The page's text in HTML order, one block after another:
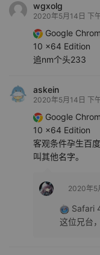
wgxolg
2020年5月14日 下
Google
10 x64 Edition
追nm个头233
askein
2020年5月14日 下
Google
10 x64 Edition
客观条件孕生百
叫其他名字。
2020年5
Safari
这位兄台